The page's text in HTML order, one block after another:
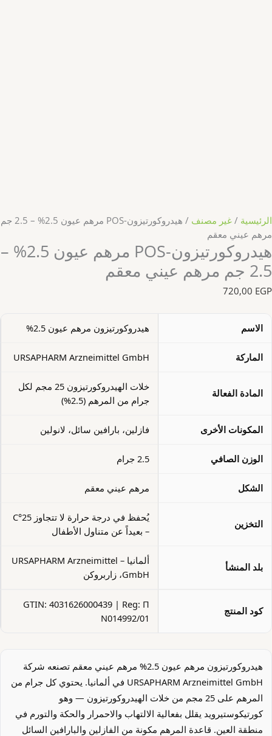
الرئيسية / غير مصنف
/ هيدروكورتيزون-POS مرهم عيون 2.5% – 2.5 جم
مرهم عيني معقم
هيدروكورتيزون-POS مرهم عيون 2.5% –
2.5 جم مرهم عيني معقم
720,00 EGP
الاسم هيدروكورتيزون مرهم عيون 2.5%
الماركة URSAPHARM Arzneimittel GmbH
المادة الفعالة
خلات الهيدروكورتيزون 25 مجم لكل
جرام من المرهم (2.5%)
المكونات الأخرى فازلين، بارافين سائل، لانولين
الوزن الصافي 2.5 جرام
الشكل مرهم عيني معقم
التخزين
يُحفظ في درجة حرارة لا تتجاوز 25°C
– بعيداً عن متناول الأطفال
بلد المنشأ
ألمانيا – URSAPHARM Arzneimittel
GmbH، زاربروكن
كود المنتج
GTIN: 4031626000439 | Reg: П
N014992/01
هيدروكورتيزون مرهم عيون 2.5% مرهم عيني معقم تصنعه شركة
URSAPHARM Arzneimittel GmbH في ألمانيا. يحتوي كل جرام من
المرهم على 25 مجم من خلات الهيدروكورتيزون — وهو
كورتيكوستيرويد يقلل بفعالية الالتهاب والاحمرار والحكة والتورم في
منطقة العين. قاعدة المرهم مكونة من الفازلين والبارافين السائل